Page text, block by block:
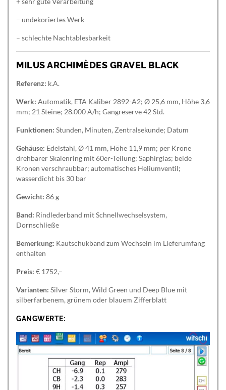
– undekoriertes Werk
– schlechte Nachtablesbarkeit
MILUS ARCHIMÈDES GRAVEL BLACK
Referenz: k.A.
Werk: Automatik, ETA Kaliber 2892-A2; Ø 25,6 mm, Höhe 3,6
mm; 21 Steine; 28.000 A/h; Gangreserve 42 Std.
Funktionen: Stunden, Minuten, Zentralsekunde; Datum
Gehäuse: Edelstahl, Ø 41 mm, Höhe 11,9 mm; per Krone
drehbarer Skalenring mit 60er-Teilung; Saphirglas; beide
Kronen verschraubbar; automatisches Heliumventil;
wasserdicht bis 30 bar
Gewicht: 86 g
Band: Rindlederband mit Schnellwechselsystem,
Dornschließe
Bemerkung: Kautschukband zum Wechseln im Lieferumfang
enthalten
Preis: € 1752,–
Varianten: Silver Storm, Wild Green und Deep Blue mit
silberfarbenem, grünem oder blauem Zifferblatt
GANGWERTE: